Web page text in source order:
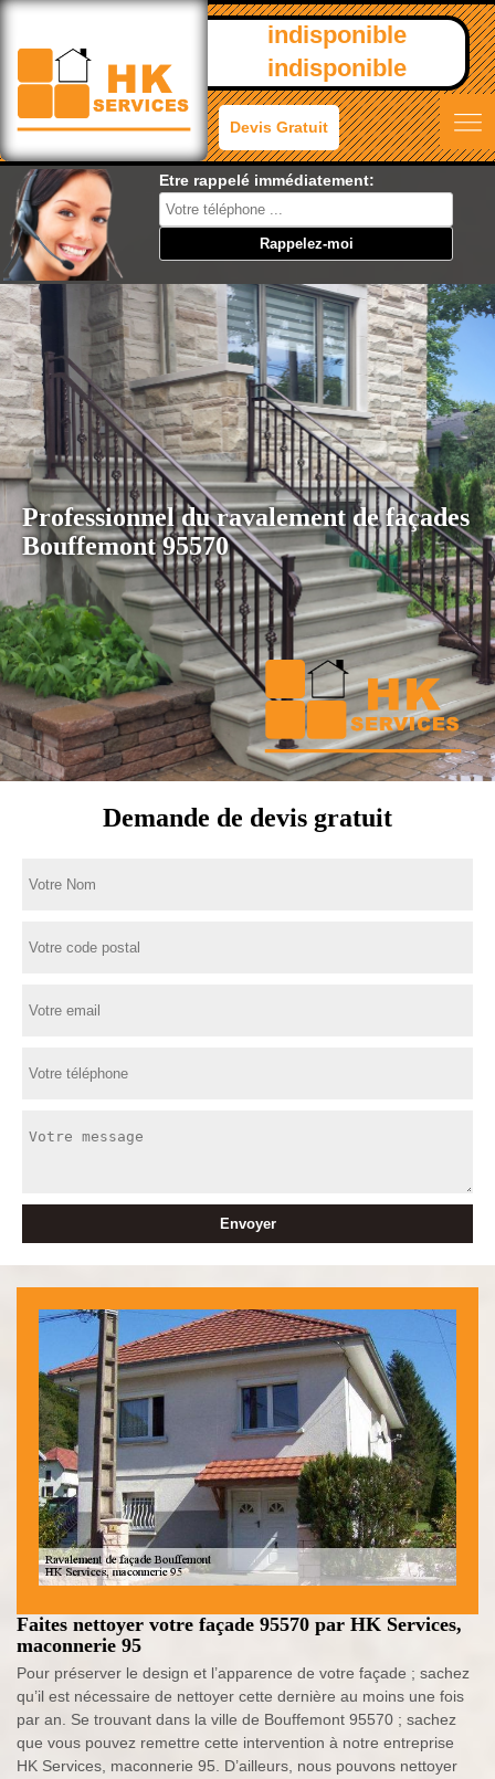
indisponible
indisponible
Devis Gratuit
Etre rappelé immédiatement:
Professionnel du ravalement de façades
Bouffemont 95570
Demande de devis gratuit
Faites nettoyer votre façade 95570 par HK Services,
maconnerie 95
Pour préserver le design et l’apparence de votre façade ; sachez
qu’il est nécessaire de nettoyer cette dernière au moins une fois
par an. Se trouvant dans la ville de Bouffemont 95570 ; sachez
que vous pouvez remettre cette intervention à notre entreprise
HK Services, maconnerie 95. D’ailleurs, nous pouvons nettoyer